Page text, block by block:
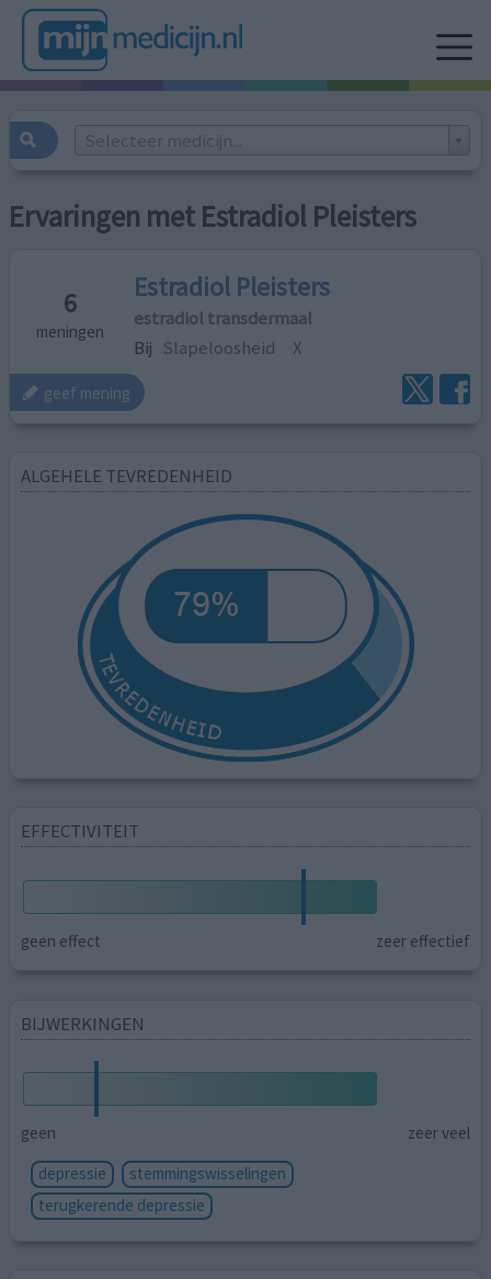
Selecteer medicijn...
Ervaringen met Estradiol Pleisters
6
meningen
Estradiol Pleisters
estradiol transdermaal
Bij Slapeloosheid X
geef mening
ALGEHELE TEVREDENHEID
EFFECTIVITEIT
geen effect zeer effectief
BIJWERKINGEN
geen
zeer veel
depressie
stemmingswisselingen
terugkerende depressie